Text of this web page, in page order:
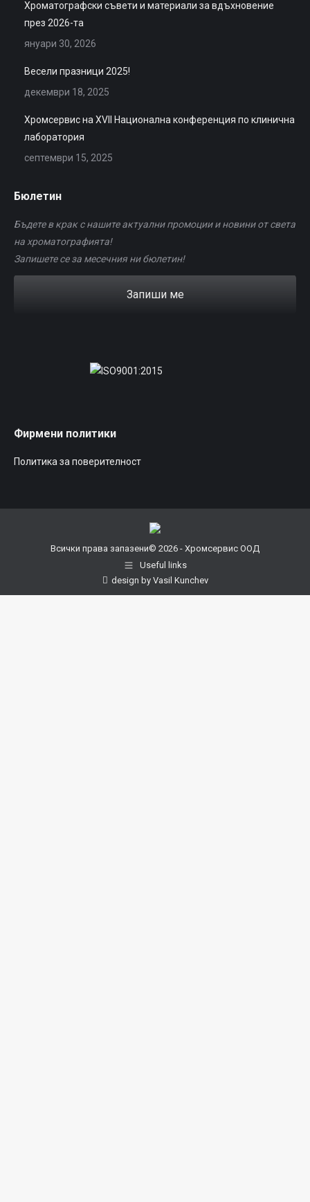
Хроматографски съвети и материали за вдъхновение
през 2026-та
януари 30, 2026
Весели празници 2025!
декември 18, 2025
Хромсервис на XVII Национална конференция по клинична
лаборатория
септември 15, 2025
Бюлетин
Бъдете в крак с нашите актуални промоции и новини от света
на хроматографията!
Запишете се за месечния ни бюлетин!
Запиши ме
Фирмени политики
Политика за поверителност
Всички права запазени© 2026 - Хромсервис ООД
Useful links
design by Vasil Kunchev